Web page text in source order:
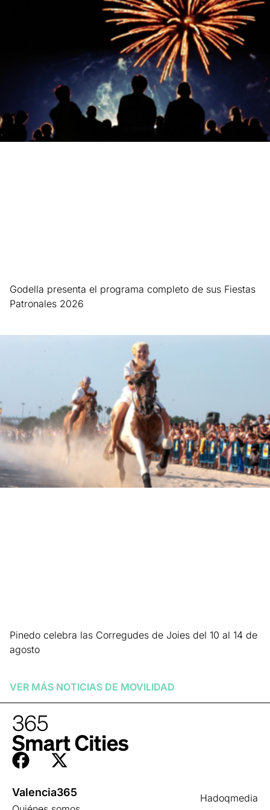
Godella presenta el programa completo de sus Fiestas
Patronales 2026
Pinedo celebra las Corregudes de Joies del 10 al 14 de
agosto
VER MÁS NOTICIAS DE MOVILIDAD
Hadoqmedia
Valencia365